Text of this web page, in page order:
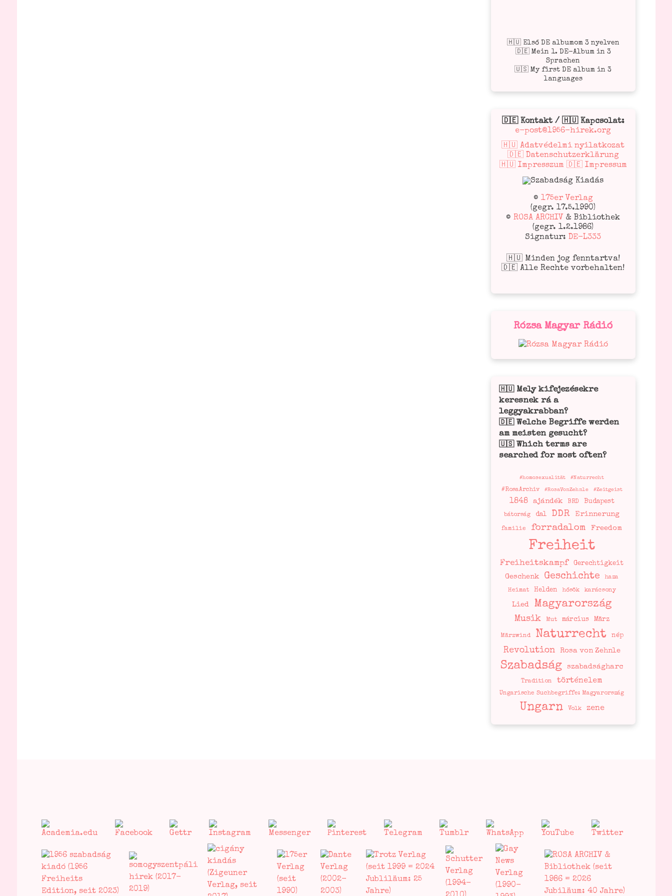
🇭🇺 Első DE albumom 3 nyelven
🇩🇪 Mein 1. DE-Album in 3
Sprachen
🇺🇸 My first DE album in 3
languages
🇩🇪 Kontakt / 🇭🇺 Kapcsolat:
e-post@1956-hirek.org
🇭🇺 Adatvédelmi nyilatkozat
🇩🇪 Datenschutzerklärung
🇭🇺 Impresszum 🇩🇪 Impressum
© 175er Verlag
(gegr. 17.5.1990)
©ROSA ARCHIV & Bibliothek
(gegr. 1.2.1986)
Signatur:DE-L333
🇭🇺 Minden jog fenntartva!
🇩🇪 Alle Rechte vorbehalten!
Rózsa Magyar Rádió
🇭🇺 Mely kifejezésekre
keresnek rá a
leggyakrabban?
🇩🇪 Welche Begriffe werden
am meisten gesucht?
🇺🇸 Which terms are
searched for most often?
#homosexualität #Naturrecht
#RosaArchiv #RosaVonZehnle #Zeitgeist
1848 ajándék BRD Budapest
bátorság dal DDR Erinnerung
familie forradalom Freedom
Freiheit
Freiheitskampf Gerechtigkeit
Geschenk Geschichte haza
Heimat Helden hősök karácsony
Lied Magyarország
Musik Mut március März
Märzwind Naturrecht nép
Revolution Rosa von Zehnle
Szabadság szabadságharc
Tradition történelem
Ungarische Suchbegriffe: Magyarország
Ungarn Volk zene